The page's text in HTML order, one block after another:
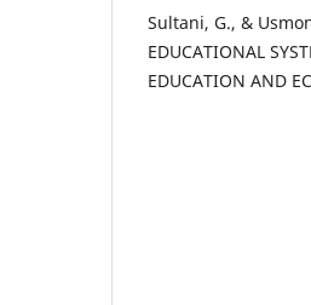
Sultani, G., &
EDUCATIONAL
EDUCATION AND